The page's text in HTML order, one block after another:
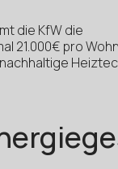
die KfW die
21.000€ pro